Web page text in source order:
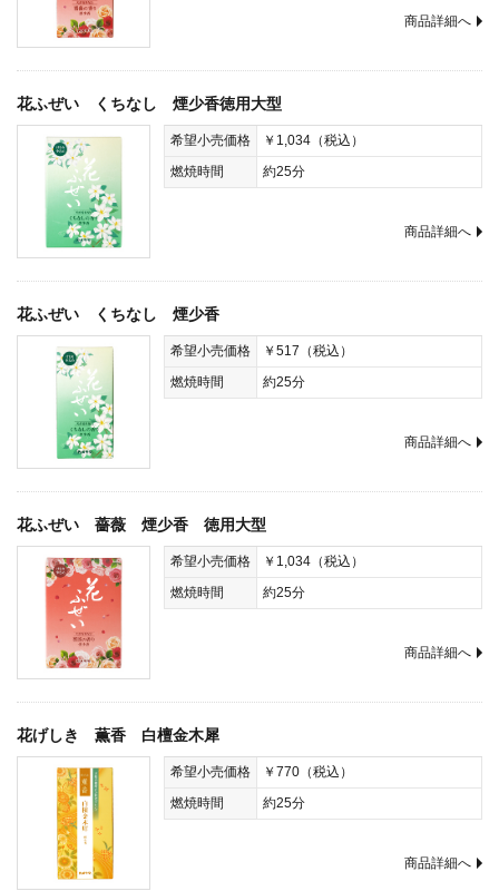
商品詳細へ
花ふぜい くちなし 煙少香徳用大型
希望小売価格
￥1,034（税込）
燃焼時間
約25分
商品詳細へ
花ふぜい くちなし 煙少香
希望小売価格
￥517（税込）
燃焼時間
約25分
商品詳細へ
花ふぜい 薔薇 煙少香 徳用大型
希望小売価格
￥1,034（税込）
燃焼時間
約25分
商品詳細へ
花げしき 薫香 白檀金木犀
希望小売価格
￥770（税込）
燃焼時間
約25分
商品詳細へ